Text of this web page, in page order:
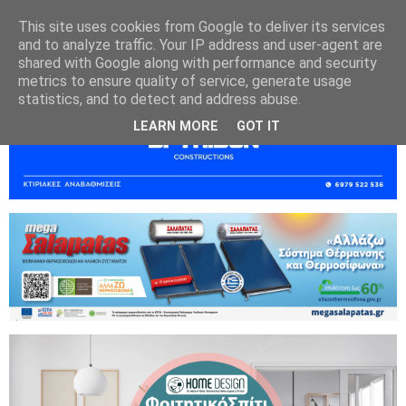
This site uses cookies from Google to deliver its services
and to analyze traffic. Your IP address and user-agent are
shared with Google along with performance and security
metrics to ensure quality of service, generate usage
statistics, and to detect and address abuse.
LEARN MORE GOT IT